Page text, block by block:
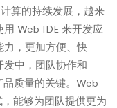
算的持续发展，越来
Web IDE 来开发应
力，更加方便、快
中，团队协作和
质量的关键。Web
能够为团队提供更为